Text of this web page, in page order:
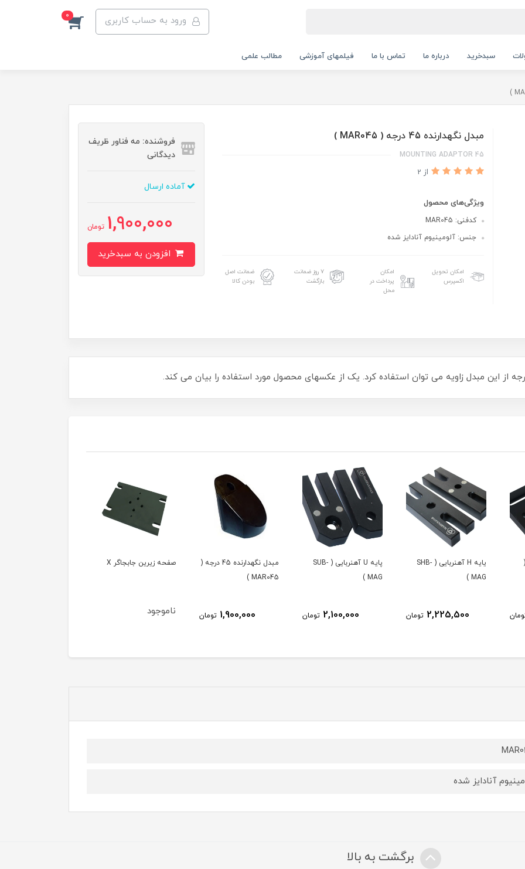
ورود به حساب کاربری 0
سبدخرید درباره ما تماس با ما فیلمهای آموزشی مطالب علمی
مبدل نگهدارنده 45 درجه ( MAR045 )
45 MOUNTING ADAPTOR
از 2
ویژگی‌های محصول
کدفنی: MAR045
جنس: آلومینیوم آنادایز شده
امکان تحویل
اکسپرس
امکان
پرداخت در
محل
۷ روز ضمانت
بازگشت
ضمانت اصل
بودن کالا
فروشنده: مه فناور ظریف
دیدگانی
آماده ارسال
1,900,000 تومان
یایه H آهنربایی ( SHB-
MAG )
2,225,500 تومان
پایه U آهنربایی ( SUB-
MAG )
2,100,000 تومان
مبدل نگهدارنده 45 درجه (
MAR045 )
1,900,000 تومان
صفحه زیرین جابجاگر X
ناموجود
آنادایز شده
برگشت به بالا